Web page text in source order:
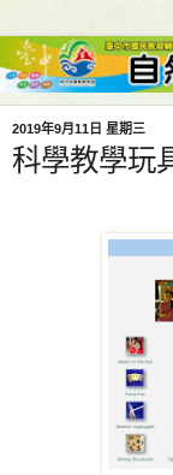
2019年9月11日 星期三
科學教學玩